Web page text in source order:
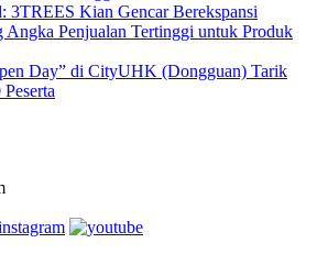
3TREES Kian Gencar Berekspansi
Penjualan Tertinggi untuk Produk
Day” di CityUHK (Dongguan) Tarik